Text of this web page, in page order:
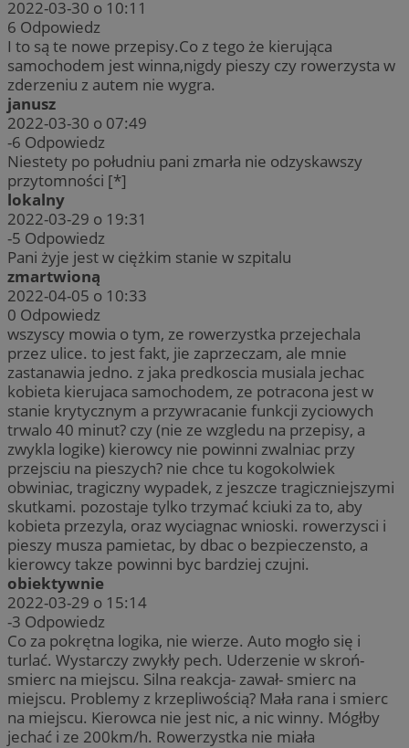
2022-03-30 o 10:11
6 Odpowiedz
I to są te nowe przepisy.Co z tego że kierująca
samochodem jest winna,nigdy pieszy czy rowerzysta w
zderzeniu z autem nie wygra.
janusz
2022-03-30 o 07:49
-6 Odpowiedz
Niestety po południu pani zmarła nie odzyskawszy
przytomności [*]
lokalny
2022-03-29 o 19:31
-5 Odpowiedz
Pani żyje jest w ciężkim stanie w szpitalu
zmartwioną
2022-04-05 o 10:33
0 Odpowiedz
wszyscy mowia o tym, ze rowerzystka przejechala
przez ulice. to jest fakt, jie zaprzeczam, ale mnie
zastanawia jedno. z jaka predkoscia musiala jechac
kobieta kierujaca samochodem, ze potracona jest w
stanie krytycznym a przywracanie funkcji zyciowych
trwalo 40 minut? czy (nie ze wzgledu na przepisy, a
zwykla logike) kierowcy nie powinni zwalniac przy
przejsciu na pieszych? nie chce tu kogokolwiek
obwiniac, tragiczny wypadek, z jeszcze tragiczniejszymi
skutkami. pozostaje tylko trzymać kciuki za to, aby
kobieta przezyla, oraz wyciagnac wnioski. rowerzysci i
pieszy musza pamietac, by dbac o bezpieczensto, a
kierowcy takze powinni byc bardziej czujni.
obiektywnie
2022-03-29 o 15:14
-3 Odpowiedz
Co za pokrętna logika, nie wierze. Auto mogło się i
turlać. Wystarczy zwykły pech. Uderzenie w skroń-
smierc na miejscu. Silna reakcja- zawał- smierc na
miejscu. Problemy z krzepliwością? Mała rana i smierc
na miejscu. Kierowca nie jest nic, a nic winny. Mógłby
jechać i ze 200km/h. Rowerzystka nie miała